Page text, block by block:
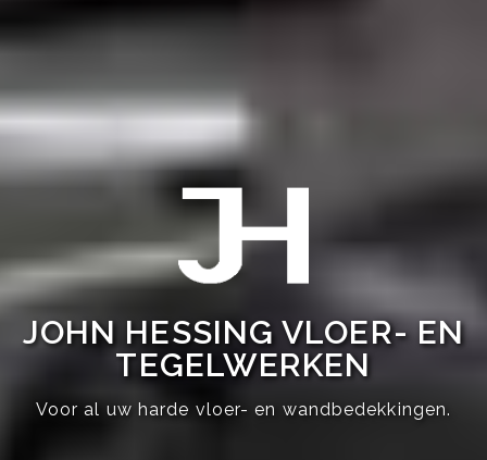
JOHN HESSING VLOER- EN
TEGELWERKEN
Voor al uw harde vloer- en wandbedekkingen.